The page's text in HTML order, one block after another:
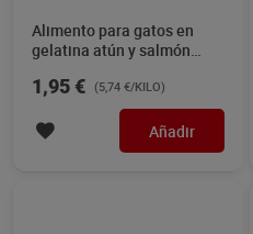
Alimento para gatos en
gelatina atún y salmón
1,95 € (5,74 €/KILO)
Añadir